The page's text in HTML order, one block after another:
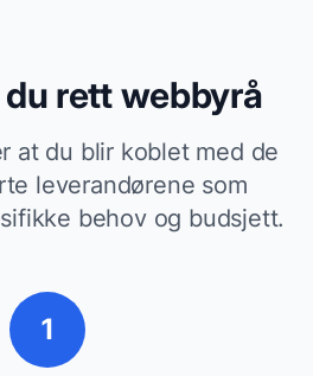
rettwebbyrå
at du blir koblet med de
leverandørene som
behov og budsjett.
1